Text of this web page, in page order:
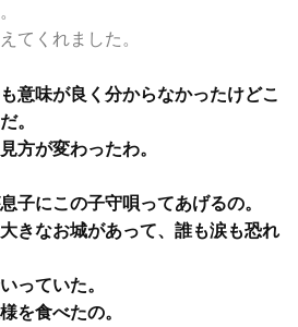
てくれました。
意味が良く分からなかったけどこ
。
方が変わったわ。
子にこの子守唄ってあげるの。
きなお城があって、誰も涙も恐れ
っていた。
を食べたの。